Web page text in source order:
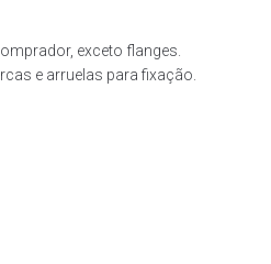
exceto flanges.
e arruelas para fixação.